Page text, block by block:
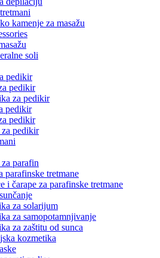
kamenje za masažu
soli
pedikir
pedikir
za pedikir
pedikir
pedikir
pedikir
parafin
parafinske tretmane
i čarape za parafinske tretmane
za solarijum
za samopotamnjivanje
za zaštitu od sunca
kozmetika